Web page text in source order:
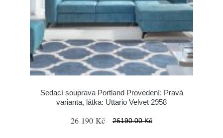
Sedací souprava Portland Provedení: Pravá
varianta, látka: Uttario Velvet 2958
26 190 Kč 26190.00 Kč